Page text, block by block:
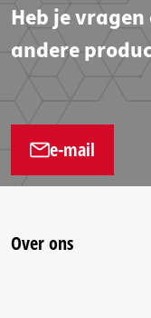
Heb je
andere
e-mail
Over ons